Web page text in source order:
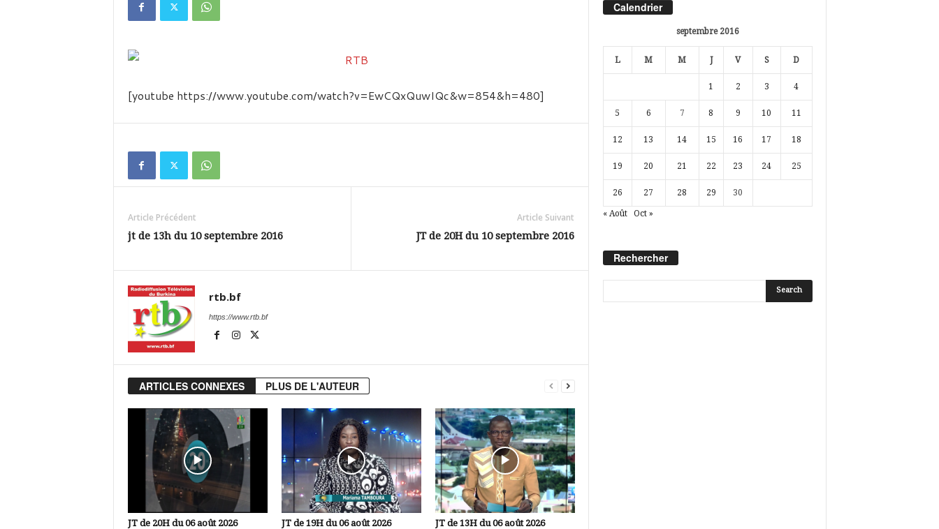
i
[youtube https://www.youtube.com/watch?v=EwCQxQuwIQc&w=854&h=480]
Article Précédent
jt de 13h du 10 septembre 2016
Article Suivant
JT de 20H du 10 septembre 2016
rtb.bf
https://www.rtb.bf
ARTICLES CONNEXES PLUS DE L'AUTEUR
JT de 20H du 06 août 2026 JT de 19H du 06 août 2026 JT de 13H du 06 août 2026
Calendrier
septembre 2016
L M M J V S D
1 2 3 4
5 6 7 8 9 10 11
12 13 14 15 16 17 18
19 20 21 22 23 24 25
26 27 28 29 30
« Août Oct »
Rechercher